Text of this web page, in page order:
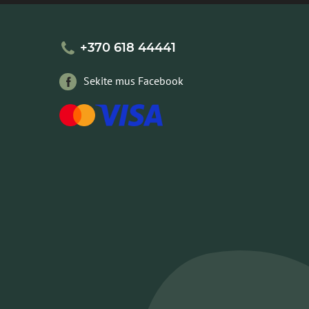
+370 618 44441
Sekite mus Facebook